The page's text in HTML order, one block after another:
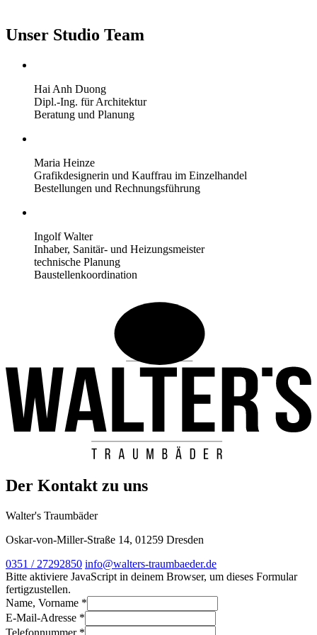
Unser Studio Team
Hai Anh Duong
Dipl.-Ing. für Architektur
Beratung und Planung
Maria Heinze
Grafikdesignerin und Kauffrau im Einzelhandel
Bestellungen und Rechnungsführung
Ingolf Walter
Inhaber, Sanitär- und Heizungsmeister
technische Planung
Baustellenkoordination
Der Kontakt zu uns
Walter's Traumbäder
Oskar-von-Miller-Straße 14, 01259 Dresden
0351 / 27292850 info@walters-traumbaeder.de
Bitte aktiviere JavaScript in deinem Browser, um dieses Formular
fertigzustellen.
Name, Vorname *
E-Mail-Adresse *
Telefonnummer *